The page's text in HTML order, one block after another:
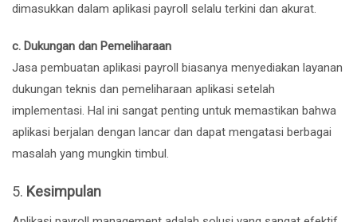
dimasukkan dalam aplikasi payroll selalu terkini dan akurat.
c. Dukungan dan Pemeliharaan
Jasa pembuatan aplikasi payroll biasanya menyediakan layanan
dukungan teknis dan pemeliharaan aplikasi setelah
implementasi. Hal ini sangat penting untuk memastikan bahwa
aplikasi berjalan dengan lancar dan dapat mengatasi berbagai
masalah yang mungkin timbul.
5. Kesimpulan